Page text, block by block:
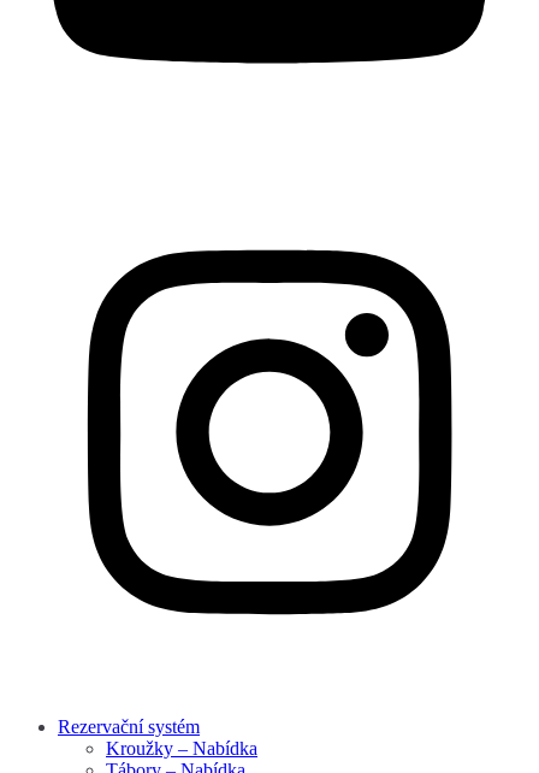
Rezervační systém
Kroužky – Nabídka